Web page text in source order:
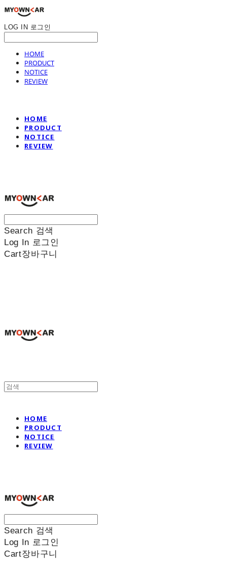
LOG IN 로그인
HOME
PRODUCT
NOTICE
REVIEW
HOME
PRODUCT
NOTICE
REVIEW
Search 검색
Log In 로그인
Cart장바구니
HOME
PRODUCT
NOTICE
REVIEW
Search 검색
Log In 로그인
Cart장바구니